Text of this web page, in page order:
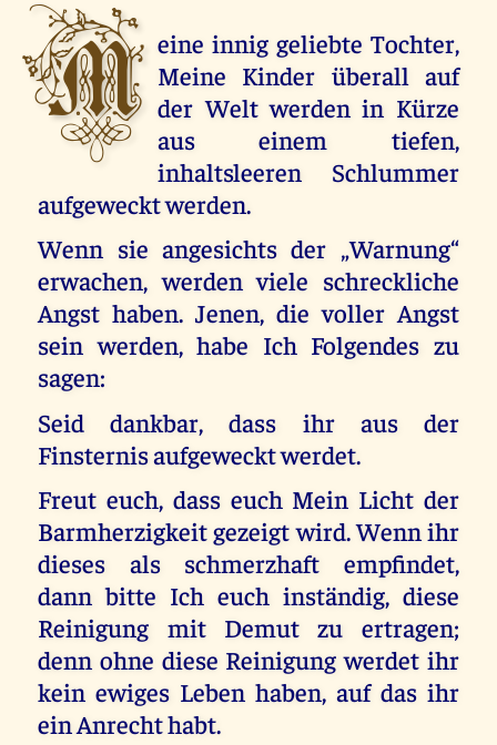
M eine innig geliebte Tochter,
Meine Kinder überall auf
der Welt werden in Kürze
aus einem tiefen,
inhaltsleeren Schlummer
aufgeweckt werden.
Wenn sie angesichts der „Warnung“
erwachen, werden viele schreckliche
Angst haben. Jenen, die voller Angst
sein werden, habe Ich Folgendes zu
sagen:
Seid dankbar, dass ihr aus der
Finsternis aufgeweckt werdet.
Freut euch, dass euch Mein Licht der
Barmherzigkeit gezeigt wird. Wenn ihr
dieses als schmerzhaft empfindet,
dann bitte Ich euch inständig, diese
Reinigung mit Demut zu ertragen;
denn ohne diese Reinigung werdet ihr
kein ewiges Leben haben, auf das ihr
ein Anrecht habt.